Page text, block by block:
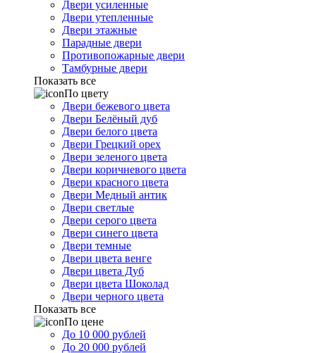
Двери усиленные
Двери утепленные
Двери этажные
Парадные двери
Противопожарные двери
Тамбурные двери
Показать все
По цвету
Двери бежевого цвета
Двери Белёный дуб
Двери белого цвета
Двери Грецкий орех
Двери зеленого цвета
Двери коричневого цвета
Двери красного цвета
Двери Медный антик
Двери светлые
Двери серого цвета
Двери синего цвета
Двери темные
Двери цвета венге
Двери цвета Дуб
Двери цвета Шоколад
Двери черного цвета
Показать все
По цене
До 10 000 рублей
До 20 000 рублей